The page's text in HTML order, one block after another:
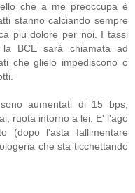
che a me preoccupa è
stanno calciando sempre
più dolore per noi. I tassi
la BCE sarà chiamata ad
che glielo impediscono o
aumentati di 15 bps,
ruota intorno a lei. E' l'ago
(dopo l'asta fallimentare
che sta ticchettando